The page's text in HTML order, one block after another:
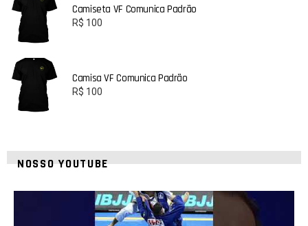
Camiseta VF Comunica Padrão
R$ 100
Camisa VF Comunica Padrão
R$ 100
NOSSO YOUTUBE